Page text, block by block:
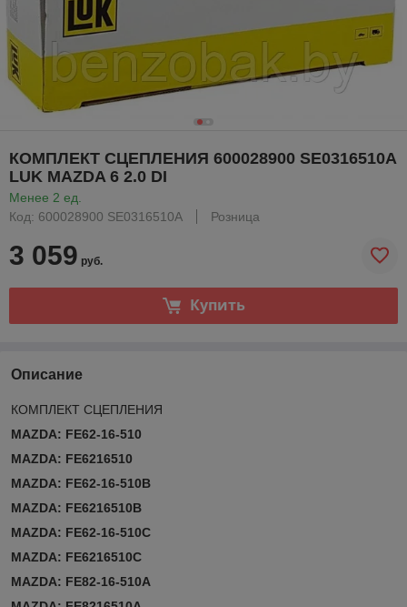
КОМПЛЕКТ СЦЕПЛЕНИЯ 600028900 SE0316510A
LUK MAZDA 6 2.0 DI
Менее 2 ед.
Код: 600028900 SE0316510A
Розница
3 059 руб.
Купить
Описание
КОМПЛЕКТ СЦЕПЛЕНИЯ
MAZDA: FE62-16-510
MAZDA: FE6216510
MAZDA: FE62-16-510B
MAZDA: FE6216510B
MAZDA: FE62-16-510C
MAZDA: FE6216510C
MAZDA: FE82-16-510A